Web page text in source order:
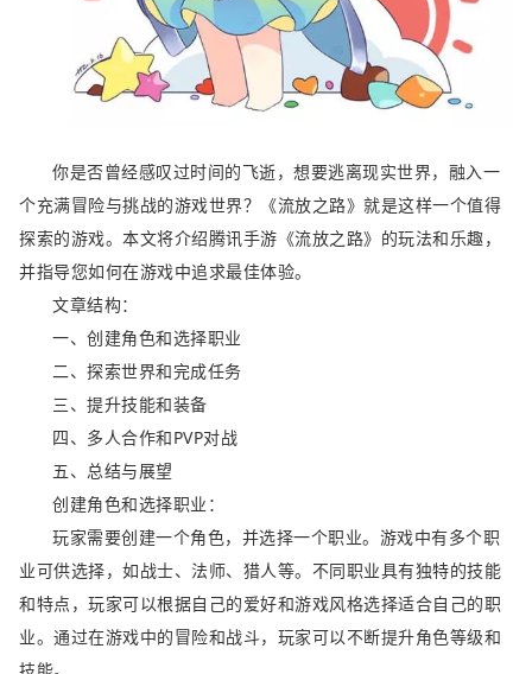
你是否曾经感叹过时间的飞逝，想要逃离现实世界，融入一
个充满冒险与挑战的游戏世界？《流放之路》就是这样一个值得
探索的游戏。本文将介绍腾讯手游《流放之路》的玩法和乐趣，
并指导您如何在游戏中追求最佳体验。
文章结构：
一、创建角色和选择职业
二、探索世界和完成任务
三、提升技能和装备
四、多人合作和PVP对战
五、总结与展望
创建角色和选择职业：
玩家需要创建一个角色，并选择一个职业。游戏中有多个职
业可供选择，如战士、法师、猎人等。不同职业具有独特的技能
和特点，玩家可以根据自己的爱好和游戏风格选择适合自己的职
业。通过在游戏中的冒险和战斗，玩家可以不断提升角色等级和